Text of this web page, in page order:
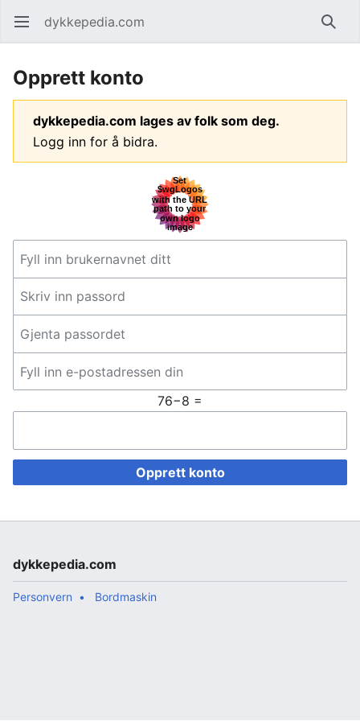
Åpne hovedmenyen dykkepedia.com Søk
Opprett konto
dykkepedia.com lages av folk som deg.
Logg inn for å bidra.
76−8 =
Opprett konto
dykkepedia.com
Personvern Bordmaskin